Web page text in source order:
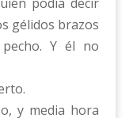
gélidos brazos
Y él no
y media hora